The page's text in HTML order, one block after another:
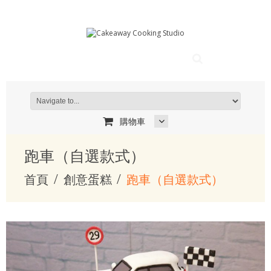
購物車
跑車（自選款式）
首頁 創意蛋糕 跑車（自選款式）